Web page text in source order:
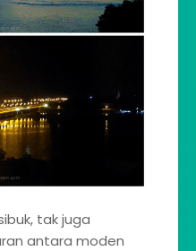
tak juga
antara moden